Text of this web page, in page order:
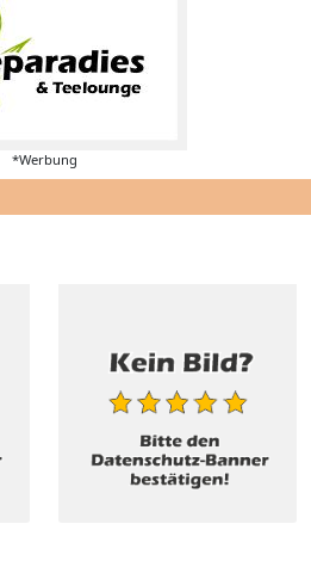
*Werbung